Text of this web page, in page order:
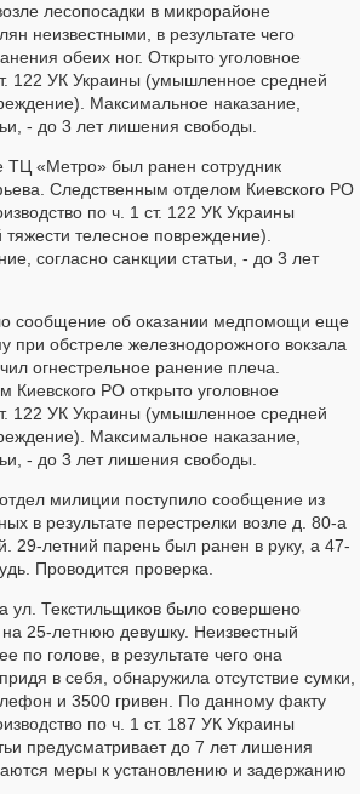
лесопосадки в микрорайоне
неизвестными, в результате чего
обеих ног. Открыто уголовное
122 УК Украины (умышленное средней
Максимальное наказание,
- до 3 лет лишения свободы.
ТЦ «Метро» был ранен сотрудник
Следственным отделом Киевского РО
по ч. 1 ст. 122 УК Украины
телесное повреждение).
согласно санкции статьи, - до 3 лет
сообщение об оказании медпомощи еще
при обстреле железнодорожного вокзала
огнестрельное ранение плеча.
Киевского РО открыто уголовное
122 УК Украины (умышленное средней
Максимальное наказание,
- до 3 лет лишения свободы.
милиции поступило сообщение из
в результате перестрелки возле д. 80-а
29-летний парень был ранен в руку, а 47-
Проводится проверка.
ул. Текстильщиков было совершено
25-летнюю девушку. Неизвестный
по голове, в результате чего она
в себя, обнаружила отсутствие сумки,
и 3500 гривен. По данному факту
по ч. 1 ст. 187 УК Украины
предусматривает до 7 лет лишения
меры к установлению и задержанию